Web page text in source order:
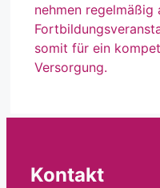
nehmen regelmäßig
somit für ein
Versorgung.
Kontakt